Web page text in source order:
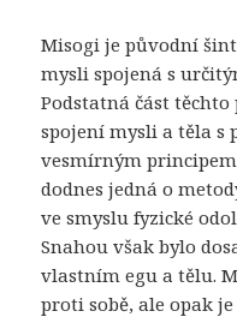
Misogi je původní
mysli spojená s
Podstatná část
spojení mysli a těla s
vesmírným
dodnes jedná o
ve smyslu fyzické
Snahou však bylo
vlastním egu a tělu.
proti sobě, ale opak